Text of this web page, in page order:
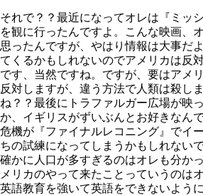
それで？？最近になってオレは『ミッ
を観に行ったんですよ。こんな映画、
思ったんですが、やはり情報は大事だ
てくるかもしれないのでアメリカは反
です、当然ですね。ですが、要はアメ
反対しますが、違う方法で人類は殺し
ね？？最後にトラファルガー広場が映
か、イギリスがずいぶんとお好きなん
危機が『ファイナルレコニング』でイ
ちの試練になってしまうかもしれないで
確かに人口が多すぎるのはオレも分か
メリカのやって来たことっていうのは
英語教育を強いて英語をできないよう